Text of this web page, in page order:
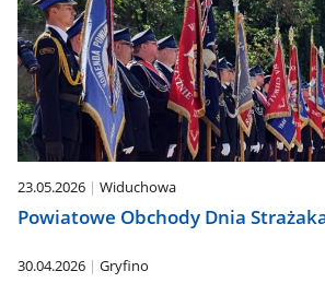
23.05.2026 Widuchowa
Powiatowe Obchody Dnia
30.04.2026 Gryfino